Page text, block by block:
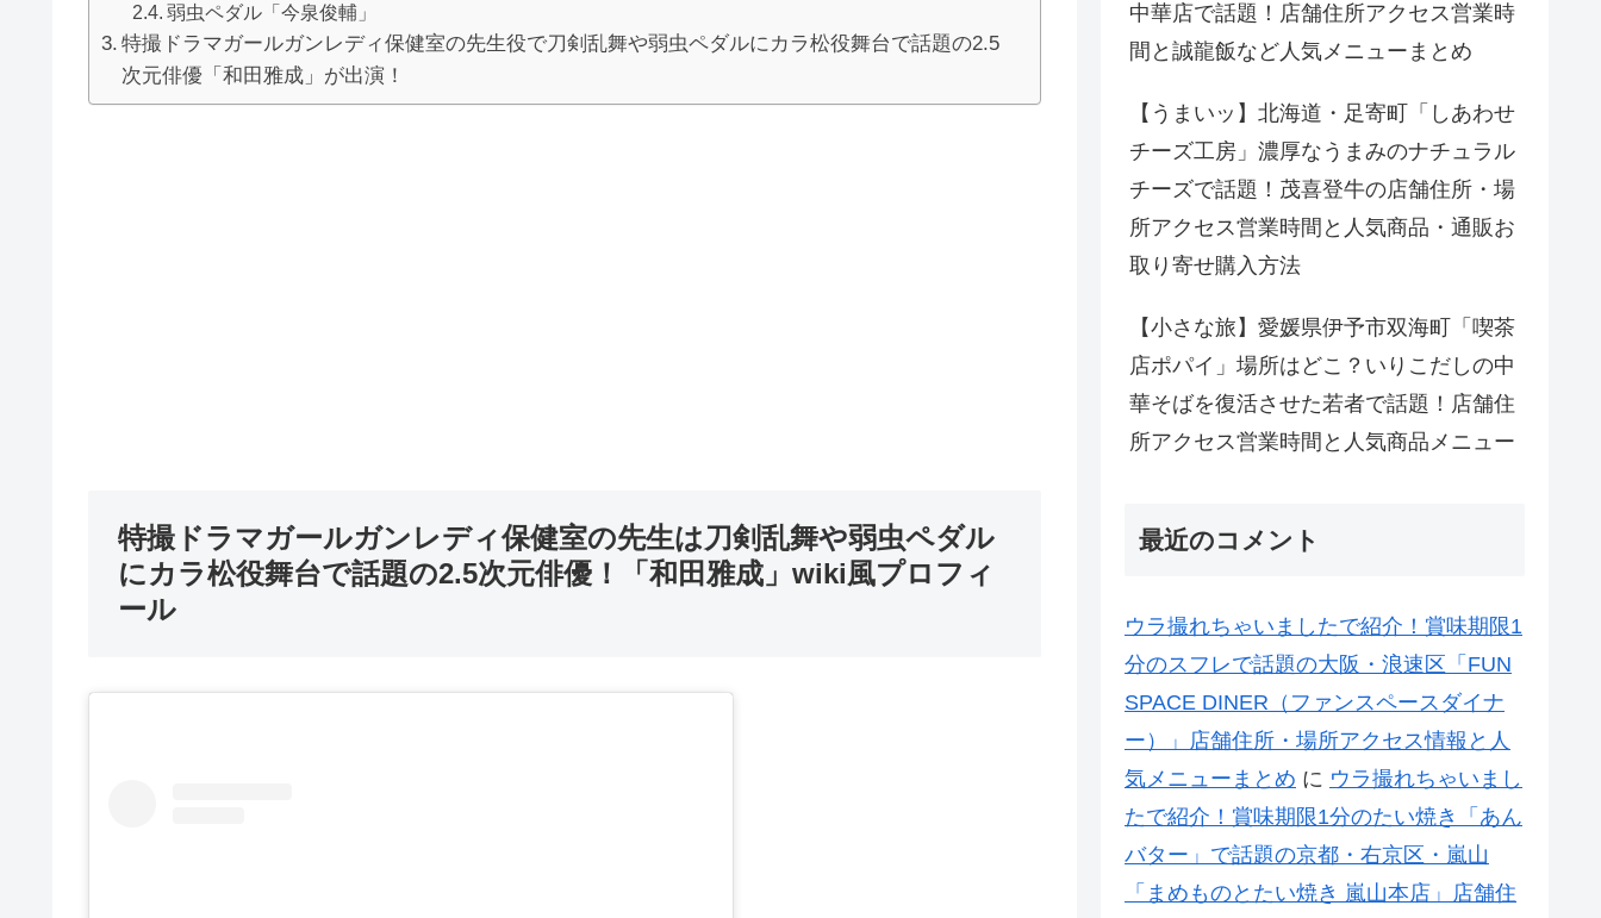
弱虫ペダル「今泉俊輔」
特撮ドラマガールガンレディ保健室の先生役で刀剣乱舞や弱虫ペダルにカラ松役舞台で話題の2.5
次元俳優「和田雅成」が出演！
特撮ドラマガールガンレディ保健室の先生は刀剣乱舞や弱虫ペダル
にカラ松役舞台で話題の2.5次元俳優！「和田雅成」wiki風プロフィ
ール
中華店で話題！店舗住所アクセス営業時
間と誠龍飯など人気メニューまとめ
【うまいッ】北海道・足寄町「しあわせ
チーズ工房」濃厚なうまみのナチュラル
チーズで話題！茂喜登牛の店舗住所・場
所アクセス営業時間と人気商品・通販お
取り寄せ購入方法
【小さな旅】愛媛県伊予市双海町「喫茶
店ポパイ」場所はどこ？いりこだしの中
華そばを復活させた若者で話題！店舗住
所アクセス営業時間と人気商品メニュー
最近のコメント
ウラ撮れちゃいましたで紹介！賞味期限1
分のスフレで話題の大阪・浪速区「FUN
SPACE DINER（ファンスペースダイナ
ー）」店舗住所・場所アクセス情報と人
気メニューまとめ に ウラ撮れちゃいまし
たで紹介！賞味期限1分のたい焼き「あん
バター」で話題の京都・右京区・嵐山
「まめものとたい焼き 嵐山本店」店舗住